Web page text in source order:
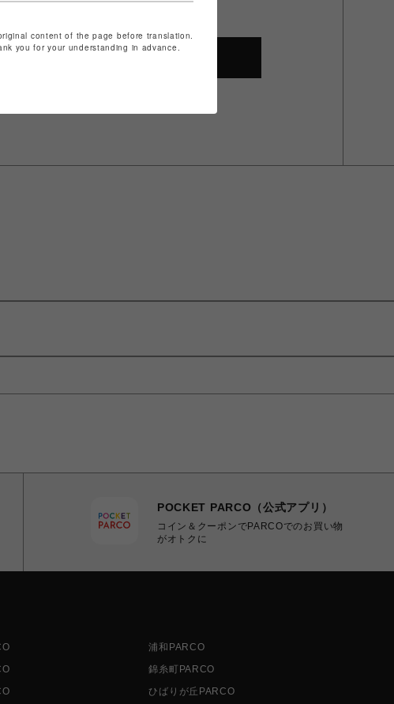
POCKET PARCO（公式アプリ）
コイン＆クーポンでPARCOでのお買い物
がオトクに
浦和PARCO
錦糸町PARCO
ひばりが丘PARCO
content of the page before translation.
you for your understanding in advance.